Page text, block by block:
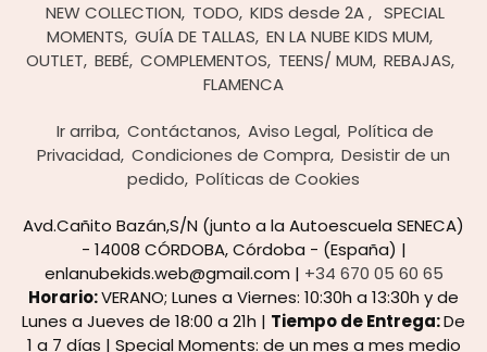
NEW COLLECTION TODO KIDS desde 2A
SPECIAL
MOMENTS GUÍA DE TALLAS EN LA NUBE KIDS MUM
OUTLET BEBÉ COMPLEMENTOS TEENS/ MUM REBAJAS
FLAMENCA
Ir arriba Contáctanos Aviso Legal Política de
Privacidad Condiciones de Compra Desistir de un
pedido Políticas de Cookies
Avd.Cañito Bazán,S/N (junto a la Autoescuela SENECA)
- 14008 CÓRDOBA, Córdoba - (España) |
enlanubekids.web@gmail.com | +34 670 05 60 65
Horario:VERANO; Lunes a Viernes: 10:30h a 13:30h y de
Lunes a Jueves de 18:00 a 21h | Tiempo de Entrega:De
1 a 7 días | Special Moments: de un mes a mes medio